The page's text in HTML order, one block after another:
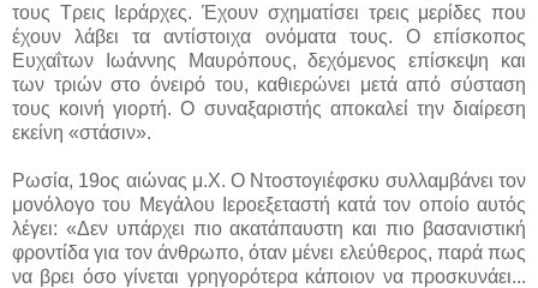
τους Τρεις Ιεράρχες. Έχουν σχηματίσει τρεις μερίδες που
έχουν λάβει τα αντίστοιχα ονόματα τους. Ο επίσκοπος
Ευχαΐτων Ιωάννης Μαυρόπους, δεχόμενος επίσκεψη και
των τριών στο όνειρό του, καθιερώνει μετά από σύσταση
τους κοινή γιορτή. Ο συναξαριστής αποκαλεί την διαίρεση
εκείνη «στάσιν».
Ρωσία, 19ος αιώνας μ.Χ. Ο Ντοστογιέφσκυ συλλαμβάνει τον
μονόλογο του Μεγάλου Ιεροεξεταστή κατά τον οποίο αυτός
λέγει: «Δεν υπάρχει πιο ακατάπαυστη και πιο βασανιστική
φροντίδα για τον άνθρωπο, όταν μένει ελεύθερος, παρά πως
να βρει όσο γίνεται γρηγορότερα κάποιον να προσκυνάει...